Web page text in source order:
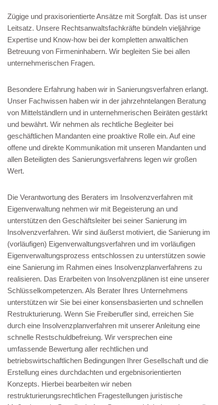
Zügige und praxisorientierte Ansätze mit Sorgfalt. Das ist unser
Leitsatz. Unsere Rechtsanwaltsfachkräfte bündeln vieljährige
Expertise und Know-how bei der kompletten anwaltlichen
Betreuung von Firmeninhabern. Wir begleiten Sie bei allen
unternehmerischen Fragen.
Besondere Erfahrung haben wir in Sanierungsverfahren erlangt.
Unser Fachwissen haben wir in der jahrzehntelangen Beratung
von Mittelständlern und in unternehmerischen Beiräten gestärkt
und bewährt. Wir nehmen als rechtliche Begleiter bei
geschäftlichen Mandanten eine proaktive Rolle ein. Auf eine
offene und direkte Kommunikation mit unseren Mandanten und
allen Beteiligten des Sanierungsverfahrens legen wir großen
Wert.
Die Verantwortung des Beraters im Insolvenzverfahren mit
Eigenverwaltung nehmen wir mit Begeisterung an und
unterstützen den Geschäftsleiter bei seiner Sanierung im
Insolvenzverfahren. Wir sind äußerst motiviert, die Sanierung im
(vorläufigen) Eigenverwaltungsverfahren und im vorläufigen
Eigenverwaltungsprozess entschlossen zu unterstützen sowie
eine Sanierung im Rahmen eines Insolvenzplanverfahrens zu
realisieren. Das Erarbeiten von Insolvenzplänen ist eine unserer
Schlüsselkompetenzen. Als Berater Ihres Unternehmens
unterstützen wir Sie bei einer konsensbasierten und schnellen
Restrukturierung. Wenn Sie Freiberufler sind, erreichen Sie
durch eine Insolvenzplanverfahren mit unserer Anleitung eine
schnelle Restschuldbefreiung. Wir versprechen eine
umfassende Bewertung aller rechtlichen und
betriebswirtschaftlichen Bedingungen Ihrer Gesellschaft und die
Erstellung eines durchdachten und ergebnisorientierten
Konzepts. Hierbei bearbeiten wir neben
restrukturierungsrechtlichen Fragestellungen juristische